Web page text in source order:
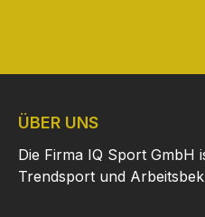
ÜBER UNS
Die Firma IQ Sport GmbH
Trendsport und